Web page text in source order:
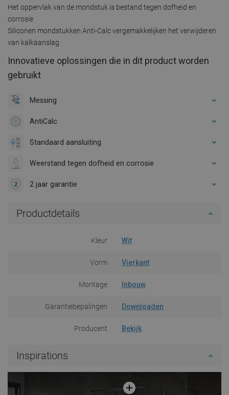
Het oppervlak van de mondstuk is bestand tegen dofheid en
corrosie
Siliconen mondstukken Anti-Calc vergemakkelijken het verwijderen
van kalkaanslag
Innovatieve oplossingen die in dit product worden
gebruikt
Messing
AntiCalc
Standaard aansluiting
Weerstand tegen dofheid en corrosie
2 jaar garantie
Productdetails
Kleur Wit
Vorm Vierkant
Montage Inbouw
Garantiebepalingen Downloaden
Producent Bekijk
Inspirations